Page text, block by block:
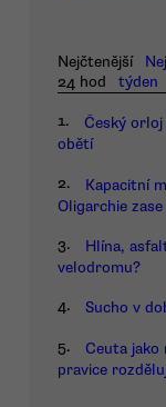
Nejčtenější
24 hod
týden
1.
Český
obětí
2.
Kapacitní
Oligarchie
3.
Hlína,
velodromu?
4. Sucho v
5.
Ceuta
pravice